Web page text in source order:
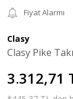
Fiyat Alarmı
Clasy
Clasy Pike
3.312,71